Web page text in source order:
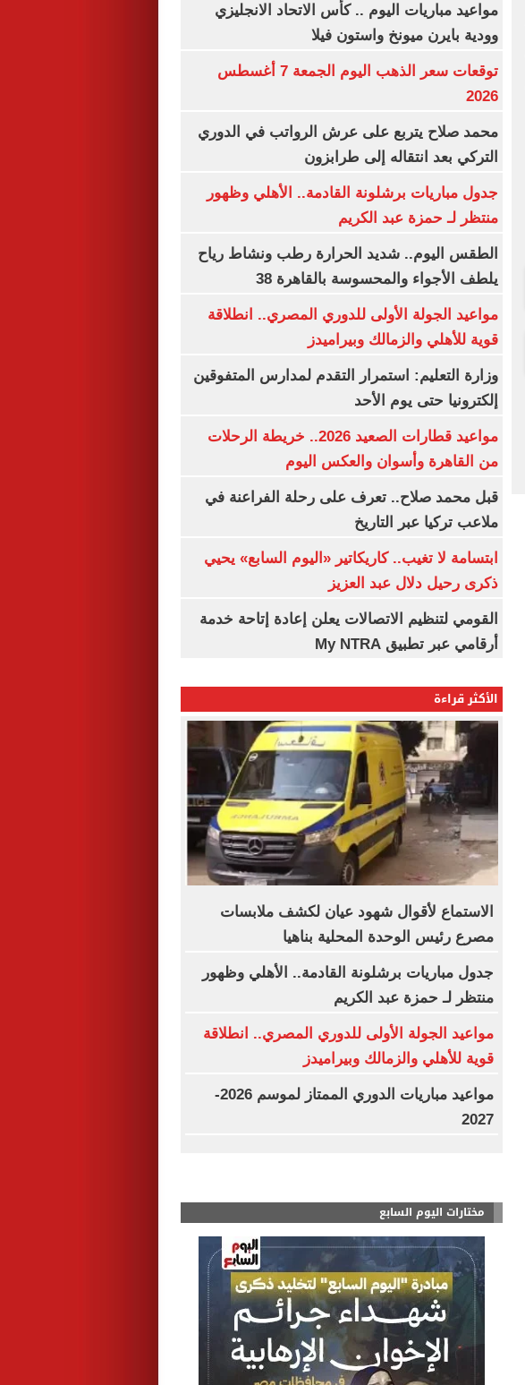
مواعيد مباريات اليوم .. كأس الاتحاد الانجليزي
وودية بايرن ميونخ واستون فيلا
توقعات سعر الذهب اليوم الجمعة 7 أغسطس
2026
محمد صلاح يتربع على عرش الرواتب في الدوري
التركي بعد انتقاله إلى طرابزون
جدول مباريات برشلونة القادمة.. الأهلي وظهور
منتظر لـ حمزة عبد الكريم
الطقس اليوم.. شديد الحرارة رطب ونشاط رياح
يلطف الأجواء والمحسوسة بالقاهرة 38
مواعيد الجولة الأولى للدوري المصري.. انطلاقة
قوية للأهلي والزمالك وبيراميدز
وزارة التعليم: استمرار التقدم لمدارس المتفوقين
إلكترونيا حتى يوم الأحد
مواعيد قطارات الصعيد 2026.. خريطة الرحلات
من القاهرة وأسوان والعكس اليوم
قبل محمد صلاح.. تعرف على رحلة الفراعنة في
ملاعب تركيا عبر التاريخ
ابتسامة لا تغيب.. كاريكاتير «اليوم السابع» يحيي
ذكرى رحيل دلال عبد العزيز
القومي لتنظيم الاتصالات يعلن إعادة إتاحة خدمة
أرقامي عبر تطبيق My NTRA
الأكثر قراءة
الاستماع لأقوال شهود عيان لكشف ملابسات
مصرع رئيس الوحدة المحلية بناهيا
جدول مباريات برشلونة القادمة.. الأهلي وظهور
منتظر لـ حمزة عبد الكريم
مواعيد الجولة الأولى للدوري المصري.. انطلاقة
قوية للأهلي والزمالك وبيراميدز
مواعيد مباريات الدوري الممتاز لموسم 2026-
2027
مختارات اليوم السابع